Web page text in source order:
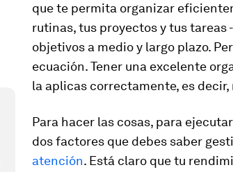
que te permita organizar
rutinas, tus proyectos y tus tareas
objetivos a medio y largo plazo.
ecuación.Tener una excelente
la aplicas correctamente, es
Para hacer las cosas, para
dos factores que debes saber
atención. Está claro que tu